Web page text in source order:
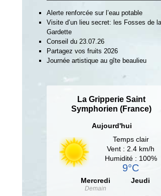
Alerte renforcée sur l’eau potable
Visite d’un lieu secret: les Fosses de
Gardette
Conseil du 23.07.26
Partagez vos fruits 2026
Journée artistique au gîte beaulieu
La Gripperie Saint
Symphorien (France)
Aujourd'hui
Temps clair
Vent : 2.4 km/h
Humidité : 100%
9°C
Mercredi
Demain
Jeudi